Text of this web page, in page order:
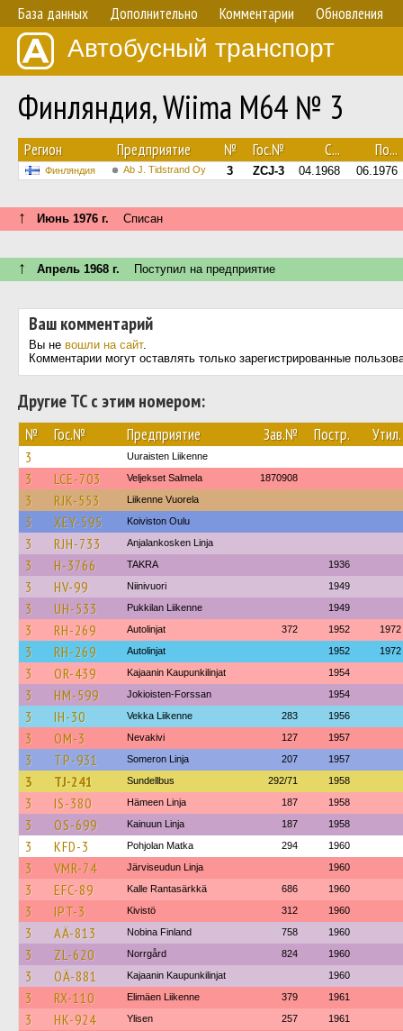
База данных Дополнительно Комментарии Обновления
Автобусный транспорт
Финляндия, Wiima M64 № 3
Регион Предприятие № Гос.№ С... По...
Финляндия Ab J. Tidstrand Oy 3 ZCJ-3 04.1968 06.1976
↑ Июнь 1976 г. Списан
↑ Апрель 1968 г. Поступил на предприятие
Ваш комментарий
Вы не вошли на сайт.
Комментарии могут оставлять только зарегистрированные
Другие ТС с этим номером:
№ Гос.№ Предприятие Зав.№ Постр. Утил.
3 Uuraisten Liikenne
3 LCE-703 Veljekset Salmela 1870908
3 RJK-553 Liikenne Vuorela
3 XEY-595 Koiviston Oulu
3 RJH-733 Anjalankosken Linja
3 H-3766 TAKRA 1936
3 HV-99 Niinivuori 1949
3 UH-533 Pukkilan Liikenne 1949
3 RH-269 Autolinjat 372 1952 1972
3 RH-269 Autolinjat 1952 1972
3 OR-439 Kajaanin Kaupunkilinjat 1954
3 HM-599 Jokioisten-Forssan 1954
3 IH-30 Vekka Liikenne 283 1956
3 OM-3 Nevakivi 127 1957
3 TP-931 Someron Linja 207 1957
3 TJ-241 Sundellbus 292/71 1958
3 IS-380 Hämeen Linja 187 1958
3 OS-699 Kainuun Linja 187 1958
3 KFD-3 Pohjolan Matka 294 1960
3 VMR-74 Järviseudun Linja 1960
3 EFC-89 Kalle Rantasärkkä 686 1960
3 IPT-3 Kivistö 312 1960
3 AÄ-813 Nobina Finland 758 1960
3 ZL-620 Norrgård 824 1960
3 OÄ-881 Kajaanin Kaupunkilinjat 1960
3 RX-110 Elimäen Liikenne 379 1961
3 HK-924 Ylisen 257 1961